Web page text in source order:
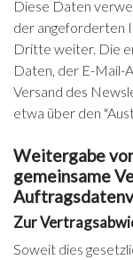
Diese Daten
der angeforderten
Dritte weiter. Die
Daten, der E-Mail-
Versand des
etwa über den
Weitergabe
gemeinsame
Zur
Soweit dies